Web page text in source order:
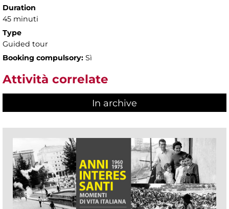
Duration
45 minuti
Type
Guided tour
Booking compulsory: Sì
Attività correlate
In archive